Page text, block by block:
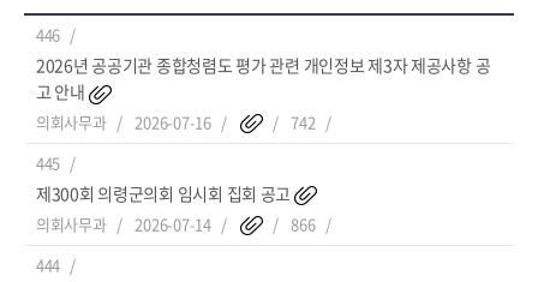
446
2026년 공공기관 종합청렴도 평가 관련 개인정보 제3자 제공사항 공
고 안내
의회사무과 2026-07-16
742
445
제300회 의령군의회 임시회 집회 공고
의회사무과 2026-07-14
866
444